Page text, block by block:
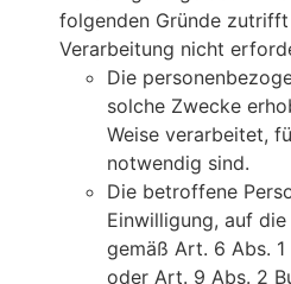
folgenden Gründe
Verarbeitung nicht
Die
solche Zwecke
Weise verarbeitet,
notwendig sind.
Die betroffene
Einwilligung, auf
gemäß Art. 6 Abs. 1
oder Art. 9 Abs. 2